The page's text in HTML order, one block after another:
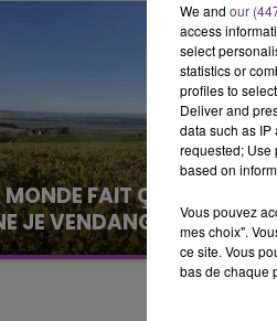
FAIT ÇA, MOI
JE VENDANGE EN...
en Champagne a débuté ce
la commune de Montgueux
We and our
access
select
statistics or
profiles to
Deliver and
data such as
requested; Use
based on
Vous pouvez
mes choix".
ce site. Vous
bas de chaque